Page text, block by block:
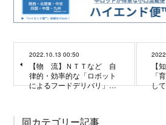
2022.10.13 00:50
【物 流】ＮＴＴなど 自
律的・効率的な「ロボット
によるフードデリバリ」…
【
「
し
同カテゴリー記事